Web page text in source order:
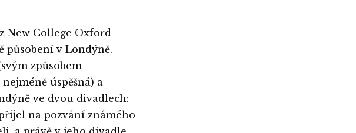
New College Oxford
působení v Londýně.
způsobem
úspěšná) a
ve dvou divadlech:
na pozvání známého